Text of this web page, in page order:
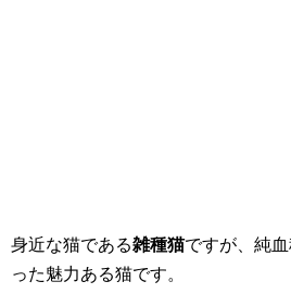
身近な猫である雑種猫ですが、純
った魅力ある猫です。